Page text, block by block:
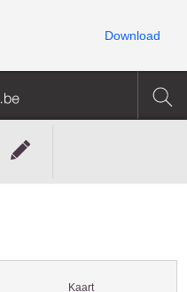
Kaart
Download